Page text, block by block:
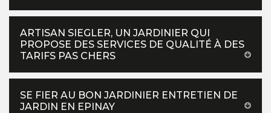
ARTISAN SIEGLER, UN JARDINIER QUI
PROPOSE DES SERVICES DE QUALITÉ À DES
TARIFS PAS CHERS
SE FIER AU BON JARDINIER ENTRETIEN DE
JARDIN EN EPINAY